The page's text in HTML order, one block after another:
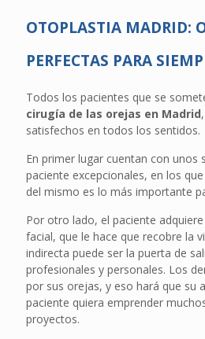
OTOPLASTIA MADRID:
PERFECTAS PARA
Todos los pacientes que se
cirugía de las orejas en Madrid
satisfechos en todos los sentidos.
En primer lugar cuentan con unos
paciente excepcionales, en los
del mismo es lo más importante
Por otro lado, el paciente
facial, que le hace que recobre la
indirecta puede ser la puerta de
profesionales y personales. Los
por sus orejas, y eso hará que su
paciente quiera emprender
proyectos.